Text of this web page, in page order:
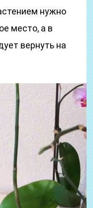
нужно
место, а в
вернуть на